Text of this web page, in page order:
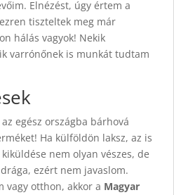
Elnézést, úgy értem a
tiszteltek meg már
hálás vagyok! Nekik
varrónőnek is munkát tudtam
egész országba bárhová
Ha külföldön laksz, az is
nem olyan vészes, de
ezért nem javaslom.
vagy otthon, akkor a Magyar